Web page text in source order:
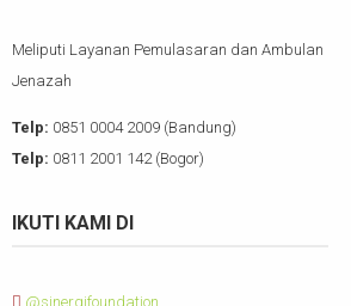
Meliputi Layanan Pemulasaran dan Ambulan
Jenazah
Telp: 0851 0004 2009 (Bandung)
Telp: 0811 2001 142 (Bogor)
IKUTI KAMI DI
@sinergifoundation